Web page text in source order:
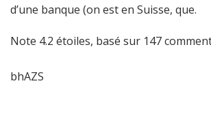
d’une banque (on est en Suisse, que.
Note 4.2 étoiles, basé sur 147
bhAZS